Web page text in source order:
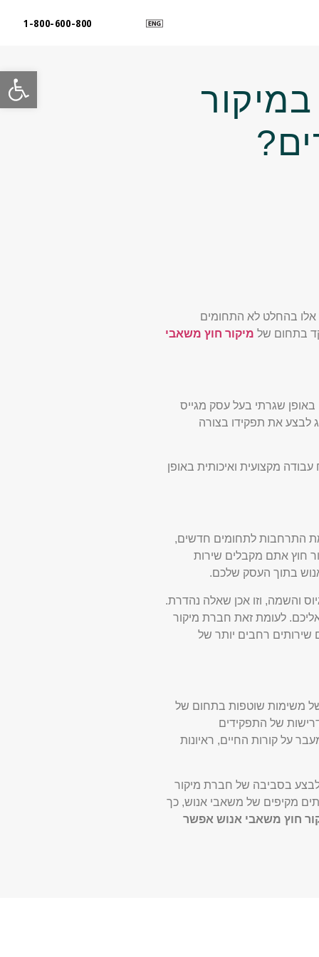
1-800-600-800
אלו בהחלט לא התחומים
בתחום של מיקור חוץ משאבי
שגרתי בעל עסק מגייס
לבצע את תפקידו בצורה
מקצועית ואיכותית באופן
התרחבות לתחומים חדשים,
חוץ אתם מקבלים שירות
בתוך העסק שלכם.
והשמה, וזו אכן שאלה נהדרת.
לעומת זאת חברת מיקור
שירותים רחבים יותר של
משימות שוטפות בתחום של
של התפקידים
על קורות החיים, ראיונות
לבצע בסביבה של חברת מיקור
מקיפים של משאבי אנוש, כך
חוץ משאבי אנוש אפשר